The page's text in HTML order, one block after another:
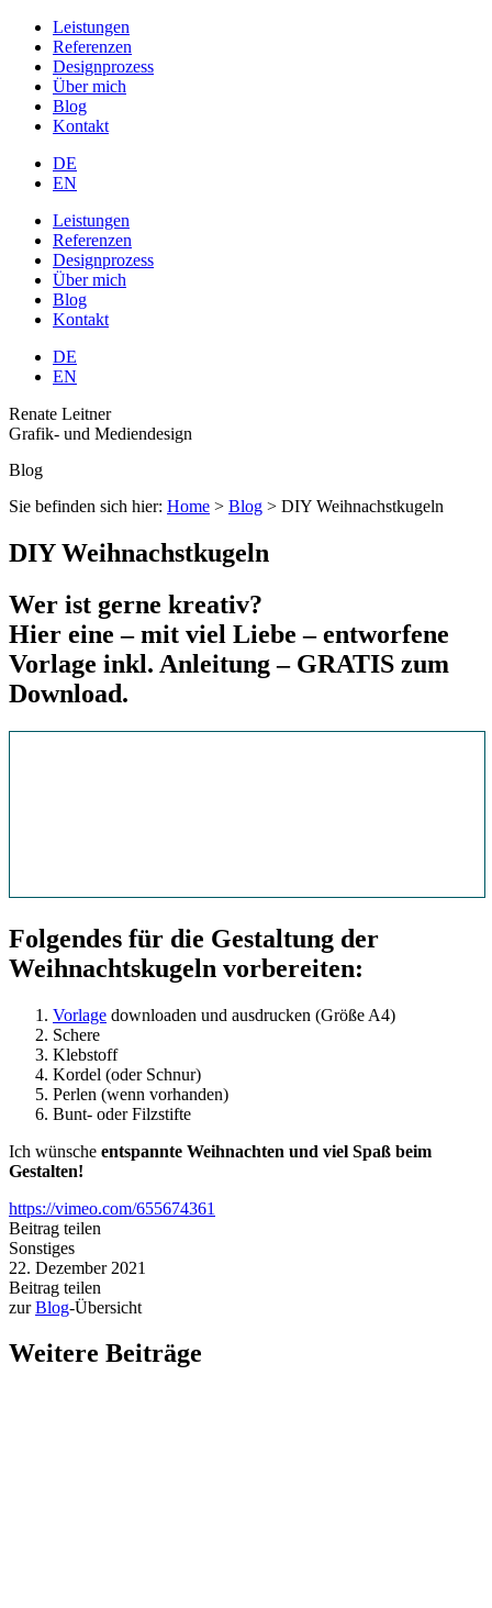
Leistungen
Referenzen
Designprozess
Über mich
Blog
Kontakt
DE
EN
Leistungen
Referenzen
Designprozess
Über mich
Blog
Kontakt
DE
EN
Renate Leitner
Grafik- und Mediendesign
Blog
Sie befinden sich hier: Home > Blog > DIY Weihnachstkugeln
DIY Weihnachstkugeln
Wer ist gerne kreativ?
Hier eine – mit viel Liebe – entworfene
Vorlage inkl. Anleitung – GRATIS zum
Download.
Folgendes für die Gestaltung der
Weihnachtskugeln vorbereiten:
Vorlage downloaden und ausdrucken (Größe A4)
Schere
Klebstoff
Kordel (oder Schnur)
Perlen (wenn vorhanden)
Bunt- oder Filzstifte
Ich wünsche entspannte Weihnachten und viel Spaß beim
Gestalten!
https://vimeo.com/655674361
Beitrag teilen
Sonstiges
22. Dezember 2021
Beitrag teilen
zurBlog-Übersicht
Weitere Beiträge